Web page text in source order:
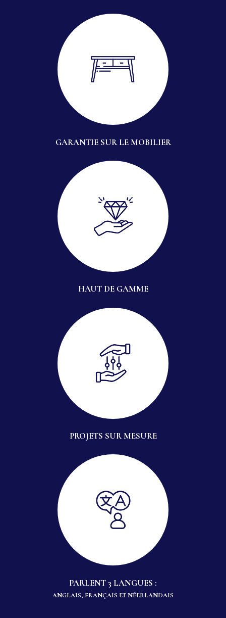
GARANTIE SUR LE MOBILIER
HAUT DE GAMME
PROJETS SUR MESURE
PARLENT 3 LANGUES :
ANGLAIS, FRANÇAIS ET NÉERLANDAIS